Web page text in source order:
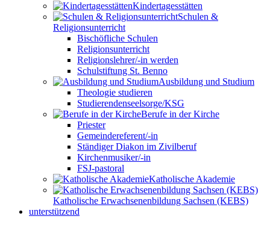
Kindertagesstätten
Schulen &
Religionsunterricht
Bischöfliche Schulen
Religionsunterricht
Religionslehrer/-in werden
Schulstiftung St. Benno
Ausbildung und Studium
Theologie studieren
Studierendenseelsorge/KSG
Berufe in der Kirche
Priester
Gemeindereferent/-in
Ständiger Diakon im Zivilberuf
Kirchenmusiker/-in
FSJ-pastoral
Katholische Akademie
Katholische Erwachsenenbildung Sachsen (KEBS)
unterstützend